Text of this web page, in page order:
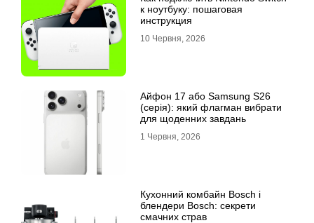
к ноутбуку: пошаговая
инструкция
10 Червня, 2026
Айфон 17 або Samsung S26
(серія): який флагман вибрати
для щоденних завдань
1 Червня, 2026
Кухонний комбайн Bosch і
блендери Bosch: секрети
смачних страв